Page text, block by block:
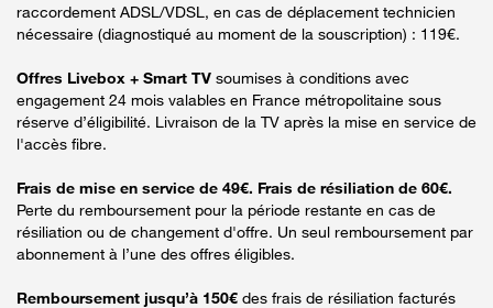
raccordement ADSL/VDSL, en cas de déplacement technicien
nécessaire (diagnostiqué au moment de la souscription) : 119€.
Offres Livebox + Smart TV soumises à conditions avec
engagement 24 mois valables en France métropolitaine sous
réserve d’éligibilité. Livraison de la TV après la mise en service de
l'accès fibre.
Frais de mise en service de 49€. Frais de résiliation de 60€.
Perte du remboursement pour la période restante en cas de
résiliation ou de changement d'offre. Un seul remboursement par
abonnement à l’une des offres éligibles.
Remboursement jusqu’à 150€ des frais de résiliation facturés